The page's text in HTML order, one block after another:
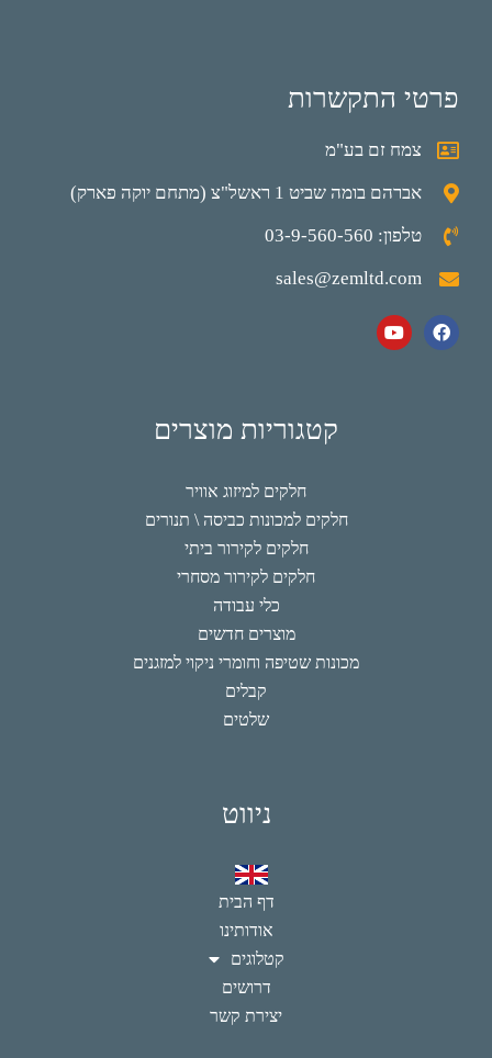
פרטי התקשרות
צמח זם בע"מ
אברהם בומה שביט 1 ראשל"צ (מתחם יוקה פארק)
טלפון: 03-9-560-560
sales@zemltd.com
קטגוריות מוצרים
חלקים למיזוג אוויר
חלקים למכונות כביסה \ תנורים
חלקים לקירור ביתי
חלקים לקירור מסחרי
כלי עבודה
מוצרים חדשים
מכונות שטיפה וחומרי ניקוי למזגנים
קבלים
שלטים
ניווט
דף הבית
אודותינו
קטלוגים
דרושים
יצירת קשר